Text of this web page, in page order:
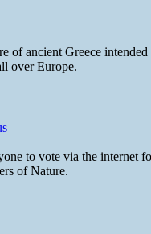
of ancient Greece
over Europe.
to vote via the internet
of Nature.